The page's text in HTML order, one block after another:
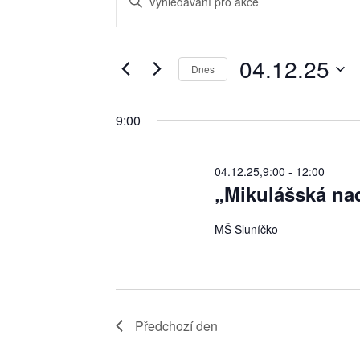
for
04.12.25
pro
hledání
zobrazení
for
Dnes 04.12.25
datum.
9:00
„Mikulášská
04.12.25,9:00 - 12:00
MŠ Sluníčko
Předchozí den